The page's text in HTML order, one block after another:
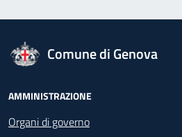
logo Unione Europea
Comune di Genova
Footer -
AMMINISTRAZIONE
Organi di governo